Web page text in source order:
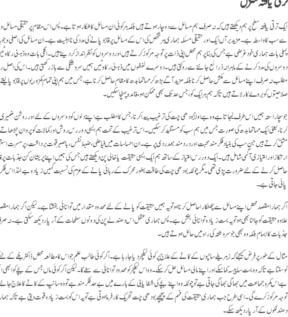
ایک ترقی یافتہ سطح پر ہم دیکھتے ہیں کہ نہ صرف ہم مسائل سے دوچار ہوتے ہیں بلکہ ہر کوئی ان مسائل کا شکار ہوتا ہے۔ پس اس مقام پر حقیقی
سے سب کا واسطہ ہے۔ مزید برآں ایک اور حقیقی مسئلہ ہماری ہر شخص کی اس کے مسائل پر قابو پانے کی مدد کی نا اہلیت ہے۔ ان مسائل کی
پہلی بات ہماری خودغرضی ہے جس کی بنا پر ہم محض اپنی ذات پر توجہ مرکوز کرتے ہیں اور دوسروں کو نظرانداز کر دیتے ہیں۔ اگلی بات وہ ذہنی
دوسروں کی مدد کرنے کے ماہرانہ ذرائع جاننے سے روکتی ہیں۔ دوسرے لفظوں میں ذہنی رکاوٹیں ہمیں سروشتگی سے باز رکھتی ہیں۔ اس کی
مطلب نہ صرف اپنے مسائل سے مکش حاصل کرنا بلکہ مزید آگے بڑھ کر مہاتما بدھ کا مقام حاصل کرنا ہے، جس میں ہم اپنی تمام کمزوریوں پر قابو پا لیتے
صلاحیتوں کو بروۓ کار لاتے ہیں تا کہ ہم ہر ایک کو، جس حد تک بھی ممکن ہو، فائدہ پہنچا سکیں۔
جو سچا راستہ ہمیں اس طرف لیجاتا ہے وہ ہے اولاً بودھی چت کی ترغیب پیدا کرنا، جس کا مطلب ہے اپنے دلوں کو دوسروں کے لئے اور روشن
کرنا، یعنی ایک مہاتما بدھ کی صورت جس میں ہم سب کو مستفید کر سکیں۔ اس ترغیب کے تحت ہم ایسی دور رس روش اور کمالات کو پروان
مشق کرتے ہیں جن سب کی بنیاد فکرمند محبت اور دردمند ہمدردی پر ہے۔ ان احساسات میں فیاضی، ضبط نفس، با صبر قوت برداشت، پر مسرت
ارتکاز اور امتیازی آگہی شامل ہیں۔ ایک دور رس امتیاز کے ساتھ ہم ایک ایسی حقیقت یا خالی پن دیکھتے ہیں جس کی ہمیں اپنے پریشان کن جذبات
حاصل کرنے کے لئے ضرورت پڑی تھی۔ مگر چونکہ بودھی چت کی طاقت بطور محرک کے رہائی پانے کے عزم کی نسبت کہیں زیادہ ہے لہٰذا اس فکر
پائی جاتی ہے۔
اگر ہمارا مقصد محض اپنے مسائل سے چھٹکارا حاصل کرنا ہو تو یہ ہمیں حقیقت کو پانے کے لئے محدود مقدار میں توانائی بخشتا ہے ۔ لیکن اگر
علاوہ حقیقت کو جاننا بھی ہو تو یہ بہت زیادہ توانائی بخش ہے۔ پس ہماری عقل اس دھندلے پن کی دونوں سطحات کے آر پار دیکھ سکتی ہے۔ نہ
جذبات کا ابہام بلکہ وہ بھی جو سروشتہ کی راہ میں حائل ہوتے ہیں۔
مثال کے طور پر فرض کیجئے کہ زہریلے سانپوں کے کاٹے کے علاج پر کوئی لیکچر دیا جا رہا ہے۔ اگر کوئی طالب علم جو اس کا مطالعہ محض ڈاکٹر بننے کے
کو سنتا ہے تا کہ وہ بہت سا پیسہ کما سکے اور اپنے مالی مسائل حل کر سکے۔ وہ اس لیکچر کو محدود توانائی سے سنے گا۔ لیکن اگر کوئی ماں جس کے بچے کو
ہے اس کمرہ جماعت میں بھاگی بھاگی جاتی ہے تو چونکہ وہ اپنے بچے کی شفا یابی کے بارے میں بے حد فکر مند ہے تو وہ سانپ کے کاٹے کا علاج
توجہ مرکوز کرے گی۔ اسی طرح جب ہماری حقیقت کی فہم کے پیچھے بودھی چت تحریک کار فرما ہوتی ہے تو یہ اس کو بہت زیادہ قوت دیتی ہے تا کہ
دھندلکوں کے آر پار دیکھ سکے۔